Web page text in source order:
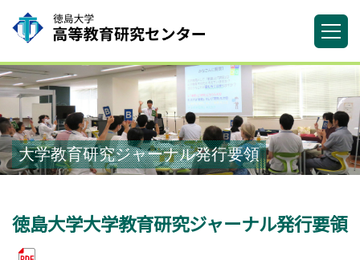
大学教育研究ジャーナル発行要領
徳島大学大学教育研究ジャーナル発行要領